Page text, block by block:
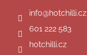
info@hotchilli.cz
601 222 583
hotchilli.cz